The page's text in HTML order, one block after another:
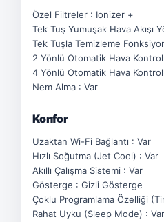
Özel Filtreler : Ionizer +
Tek Tuş Yumuşak Hava Akışı
Tek Tuşla Temizleme
2 Yönlü Otomatik Hava
4 Yönlü Otomatik Hava
Nem Alma : Var
Konfor
Uzaktan Wi-Fi Bağlantı : Var
Hızlı Soğutma (Jet Cool) : Var
Akıllı Çalışma Sistemi : Var
Gösterge : Gizli Gösterge
Çoklu Programlama Özelliği
Rahat Uyku (Sleep Mode) : Var